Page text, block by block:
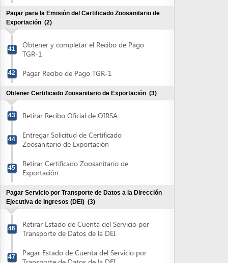
45
Exportación
Pagar Servicio por Transporte de Datos a la Dirección
Ejecutiva de Ingresos (DEI)
Transporte de Datos de la DEI
47
Transporte de Datos de la DEI
48
Entregar Recibo de Pago del Servicio por
Obtener Autorización de Formulario Aduanero Único
Centroamericano(2)
49
Entregar el Formulario Aduanero Único
Centroamericano (FAUCA)
50
Retirar Formulario Aduanero Único
Centroamericano (FAUCA)
Obtener autorización Declaración de Exportación del
Banco Central de Honduras (>us$3,000)
51
Obtener y completar la Declaración de
Exportación del Banco Central de